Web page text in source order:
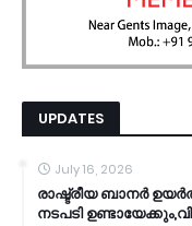
UPDATES
July 16, 2026
രാഷ്ട്രീയ ബാനർ
നടപടി